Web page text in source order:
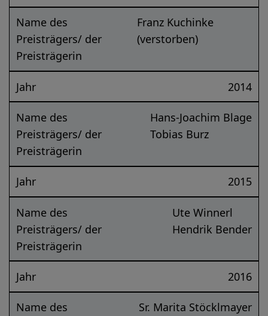
Name des
Preisträgers/ der
Preisträgerin
Franz Kuchinke
(verstorben)
Jahr 2014
Name des
Preisträgers/ der
Preisträgerin
Hans-Joachim Blage
Tobias Burz
Jahr 2015
Name des
Preisträgers/ der
Preisträgerin
Ute Winnerl
Hendrik Bender
Jahr 2016
Name des
Sr. Marita Stöcklmayer